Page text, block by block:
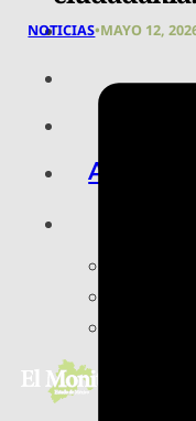
ARTE,
NOTICIAS•MAYO 12,